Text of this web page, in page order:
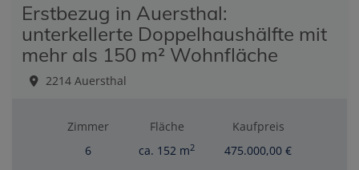
Erstbezug in Auersthal:
unterkellerte Doppelhaushälfte mit
mehr als 150 m² Wohnfläche
2214 Auersthal
Zimmer
6
Fläche
ca. 152 m2
Kaufpreis
475.000,00 €